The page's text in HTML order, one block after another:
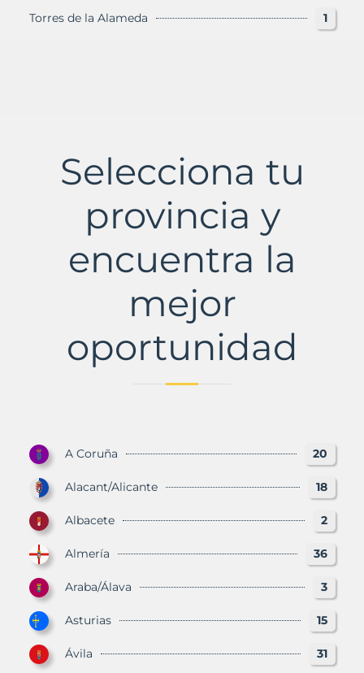
Torres de la Alameda 1
Selecciona tu
provincia y
encuentra la
mejor
oportunidad
A Coruña 20
Alacant/Alicante 18
Albacete 2
Almería 36
Araba/Álava 3
Asturias 15
Ávila 31